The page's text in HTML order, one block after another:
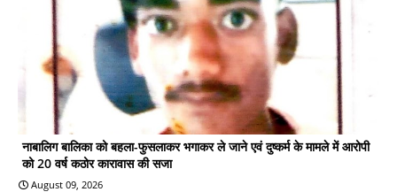
नाबालिग बालिका को बहला-फुसलाकर भगाकर ले जाने एवं दुष्कर्म के मामले में आरोपी
को 20 वर्ष कठोर कारावास की सजा
August 09, 2026